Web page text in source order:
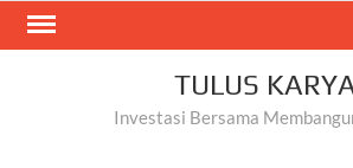
Skip
TULUS
Investasi Bersama